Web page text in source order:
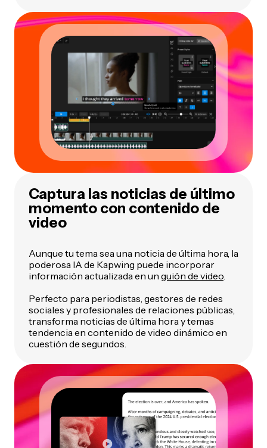
Captura las noticias de último
momento con contenido de
video
Aunque tu tema sea una noticia de última hora, la
poderosa IA de Kapwing puede incorporar
información actualizada en un guión de video
Perfecto para periodistas, gestores de redes
sociales y profesionales de relaciones públicas,
transforma noticias de última hora y temas
tendencia en contenido de video dinámico en
cuestión de segundos.